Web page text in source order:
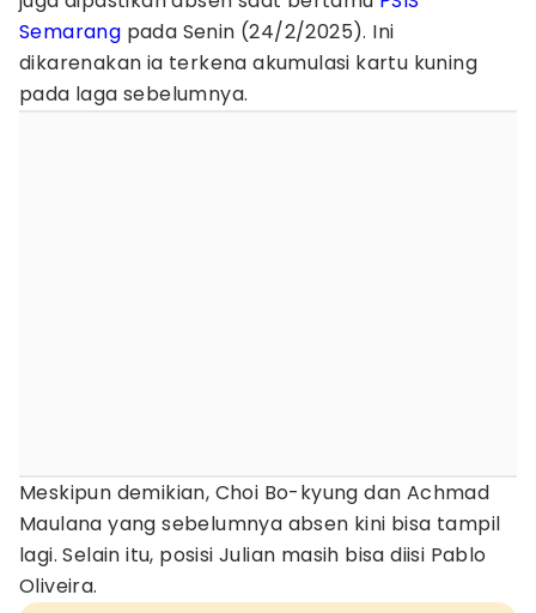
Semarang pada Senin (24/2/2025). Ini
dikarenakan ia terkena akumulasi kartu kuning
pada laga sebelumnya.
Meskipun demikian, Choi Bo-kyung dan Achmad
Maulana yang sebelumnya absen kini bisa tampil
lagi. Selain itu, posisi Julian masih bisa diisi Pablo
Oliveira.